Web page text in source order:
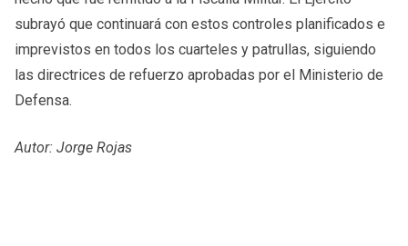
subrayó que continuará con estos controles planificados e
imprevistos en todos los cuarteles y patrullas, siguiendo
las directrices de refuerzo aprobadas por el Ministerio de
Defensa.
Autor: Jorge Rojas